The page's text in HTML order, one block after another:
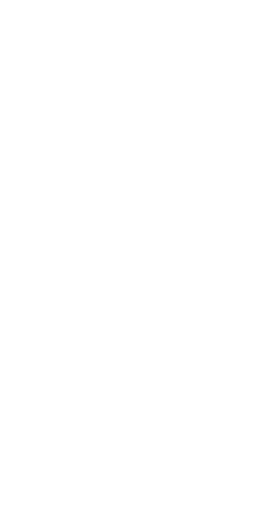
dat politiek niet werkt